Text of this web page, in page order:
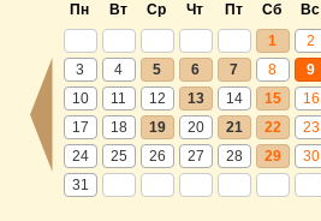
Пн Вт Ср Чт Пт Сб
Вс
1
2
3
4 5 6 7 8
9
10
11 12 13 14 15
16
17
18 19 20 21 22
23
24
25 26 27 28 29
30
31